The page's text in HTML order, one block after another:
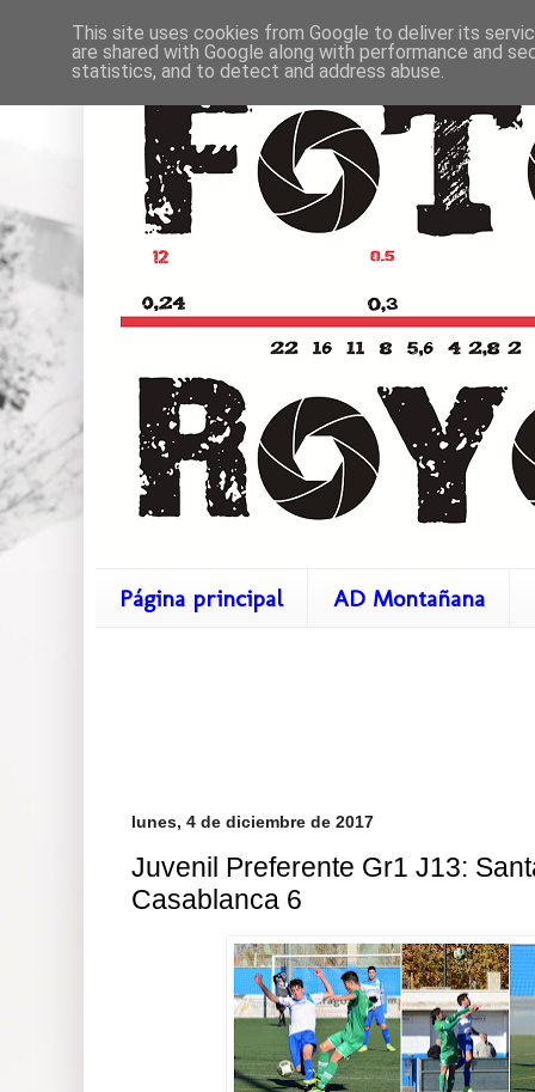
Página principal AD Montañana
lunes, 4 de diciembre de 2017
Juvenil Preferente Gr1 J13:
Casablanca 6
This site uses cookies from Google to deliver its
are shared with Google along with performance and
statistics, and to detect and address abuse.